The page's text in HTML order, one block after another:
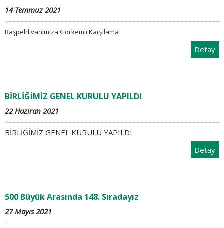
14 Temmuz 2021
Başpehlivanımıza Görkemli Karşılama
Detay
BİRLİĞİMİZ GENEL KURULU YAPILDI
22 Haziran 2021
BİRLİĞİMİZ GENEL KURULU YAPILDI
Detay
500 Büyük Arasında 148. Sıradayız
27 Mayıs 2021